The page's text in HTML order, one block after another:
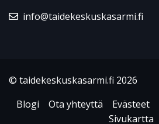
info@taidekeskuskasarmi.fi
© taidekeskuskasarmi.fi 2026
Blogi
Ota yhteyttä Evästeet
Sivukartta